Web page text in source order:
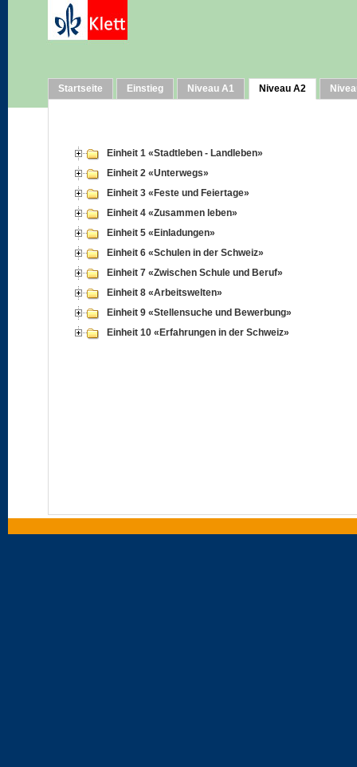
Startseite Einstieg Niveau A1 Niveau A2
Einheit 1 «Stadtleben - Landleben»
Einheit 2 «Unterwegs»
Einheit 3 «Feste und Feiertage»
Einheit 4 «Zusammen leben»
Einheit 5 «Einladungen»
Einheit 6 «Schulen in der Schweiz»
Einheit 7 «Zwischen Schule und Beruf»
Einheit 8 «Arbeitswelten»
Einheit 9 «Stellensuche und Bewerbung»
Einheit 10 «Erfahrungen in der Schweiz»